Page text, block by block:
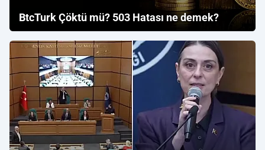
BtcTurk Çöktü mü? 503 Hatası ne demek?